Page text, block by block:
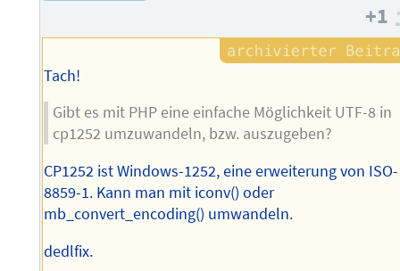
+1
Tach!
Gibt es mit PHP eine einfache Möglichkeit UTF-8 in
cp1252 umzuwandeln, bzw. auszugeben?
CP1252 ist Windows-1252, eine erweiterung von ISO-
8859-1. Kann man mit iconv() oder
mb_convert_encoding() umwandeln.
dedlfix.